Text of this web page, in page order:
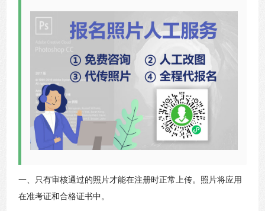
一、只有审核通过的照片才能在注册时正常上传。照片将应用
在准考证和合格证书中。